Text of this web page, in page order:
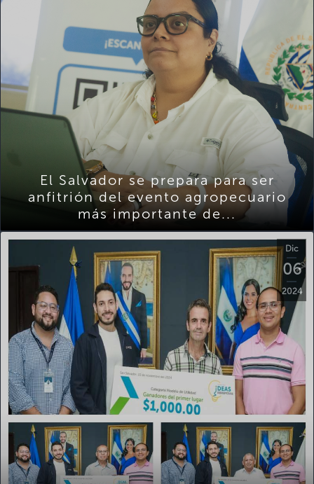
El Salvador se prepara para ser
anfitrión del evento agropecuario
más importante de...
Dic
06
2024